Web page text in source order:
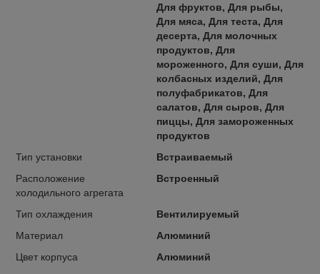
Для фруктов, Для рыбы,
Для мяса, Для теста, Для
десерта, Для молочных
продуктов, Для
мороженного, Для суши, Для
колбасных изделий, Для
полуфабрикатов, Для
салатов, Для сыров, Для
пиццы, Для замороженных
продуктов
Тип установки
Встраиваемый
Расположение
холодильного агрегата
Встроенный
Тип охлаждения
Вентилируемый
Материал
Алюминий
Цвет корпуса
Алюминий